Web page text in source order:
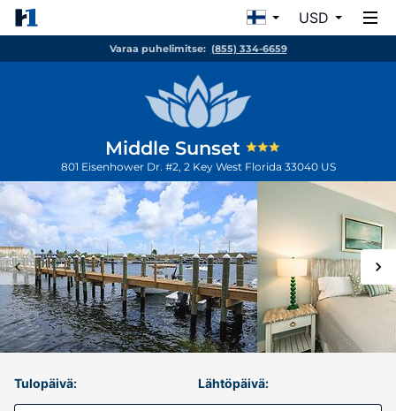
USD
Varaa puhelimitse: (855) 334-6659
Middle Sunset
801 Eisenhower Dr. #2, 2 Key West Florida 33040 US
Tulopäivä: Lähtöpäivä: